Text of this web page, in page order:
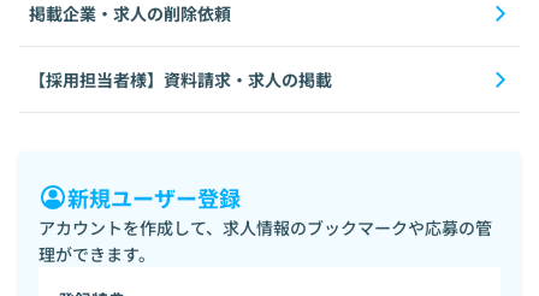
掲載企業・求人の削除依頼
【採用担当者様】資料請求・求人の掲載
新規ユーザー登録
アカウントを作成して、求人情報のブックマークや応募の管
理ができます。